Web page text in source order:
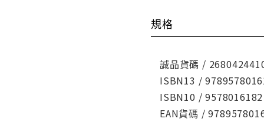
規格
誠品貨碼 /
ISBN13 /
ISBN10 / 9578016182
EAN貨碼 /